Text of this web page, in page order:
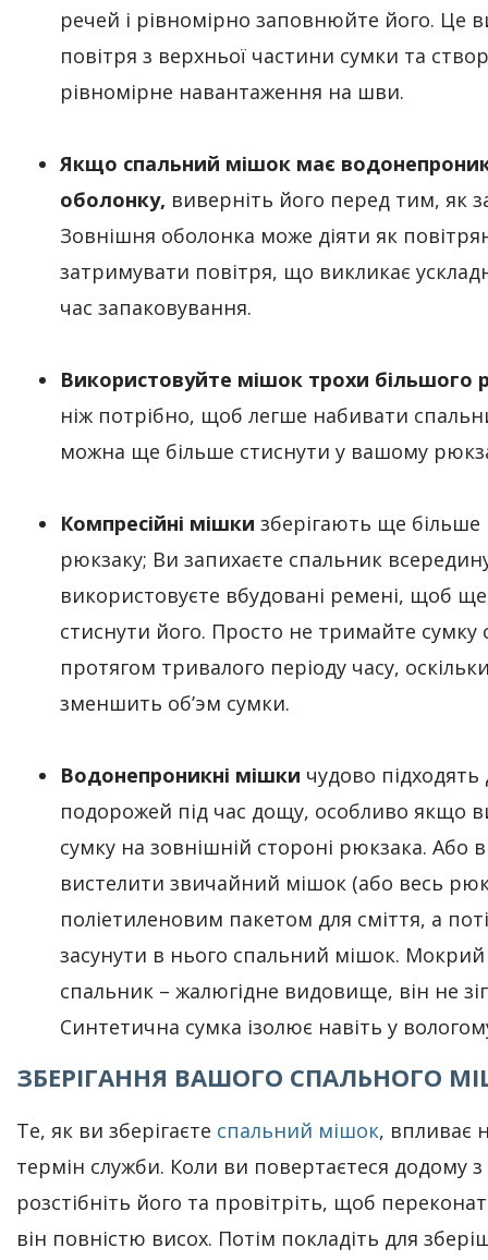
речей і рівномірно заповнюйте його. Це
повітря з верхньої частини сумки та
рівномірне навантаження на шви.
Якщо спальний мішок має
оболонку, виверніть його перед тим, як
Зовнішня оболонка може діяти як
затримувати повітря, що викликає
час запаковування.
Використовуйте мішок трохи більшого
ніж потрібно, щоб легше набивати
можна ще більше стиснути у вашому
Компресійні мішки зберігають ще більше
рюкзаку; Ви запихаєте спальник
використовуєте вбудовані ремені, щоб
стиснути його. Просто не тримайте сумку
протягом тривалого періоду часу,
зменшить об’эм сумки.
Водонепроникні мішки чудово підходять
подорожей під час дощу, особливо якщо
сумку на зовнішній стороні рюкзака. Або
вистелити звичайний мішок (або весь
поліетиленовим пакетом для сміття, а
засунути в нього спальний мішок.
спальник – жалюгідне видовище, він не
Синтетична сумка ізолює навіть у
ЗБЕРІГАННЯ ВАШОГО СПАЛЬНОГО
Те, як ви зберігаєте спальний мішок, впливає
термін служби. Коли ви повертаєтеся додому з
розстібніть його та провітріть, щоб
він повністю висох. Потім покладіть для